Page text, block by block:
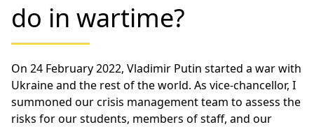
do in wartime?
On 24 February 2022, Vladimir Putin started a war with
Ukraine and the rest of the world. As vice-chancellor, I
summoned our crisis management team to assess the
risks for our students, members of staff, and our